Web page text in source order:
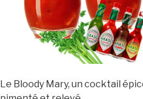
Le Bloody Mary, un cocktail